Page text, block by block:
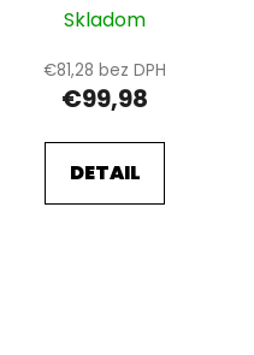
Skladom
€81,28 bez DPH
€99,98
DETAIL